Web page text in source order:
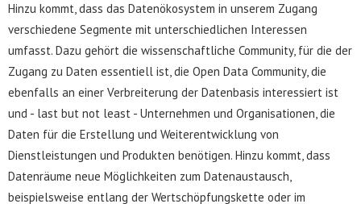
Hinzu kommt, dass das Datenökosystem in unserem Zugang
verschiedene Segmente mit unterschiedlichen Interessen
umfasst. Dazu gehört die wissenschaftliche Community, für die der
Zugang zu Daten essentiell ist, die Open Data Community, die
ebenfalls an einer Verbreiterung der Datenbasis interessiert ist
und - last but not least - Unternehmen und Organisationen, die
Daten für die Erstellung und Weiterentwicklung von
Dienstleistungen und Produkten benötigen. Hinzu kommt, dass
Datenräume neue Möglichkeiten zum Datenaustausch,
beispielsweise entlang der Wertschöpfungskette oder im